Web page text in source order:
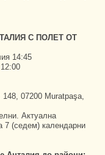
С ПОЛЕТ ОТ
14:45
07200 Muratpaşa,
Актуална
7 (седем) календарни